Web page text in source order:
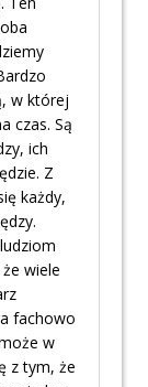
w której
czas. Są
ich
Z
każdy,
wiele
fachowo
w
z tym, że